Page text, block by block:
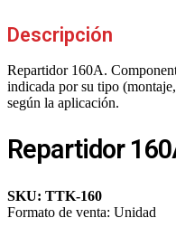
Descripción
Repartidor 160A.
indicada por su tipo
según la aplicación.
Repartidor
SKU: TTK-160
Formato de venta: Unidad